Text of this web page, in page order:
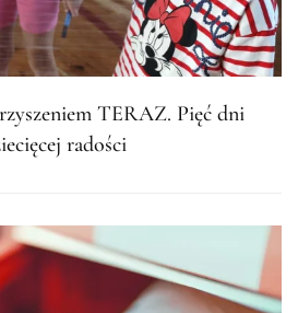
TERAZ. Pięć dni
radości